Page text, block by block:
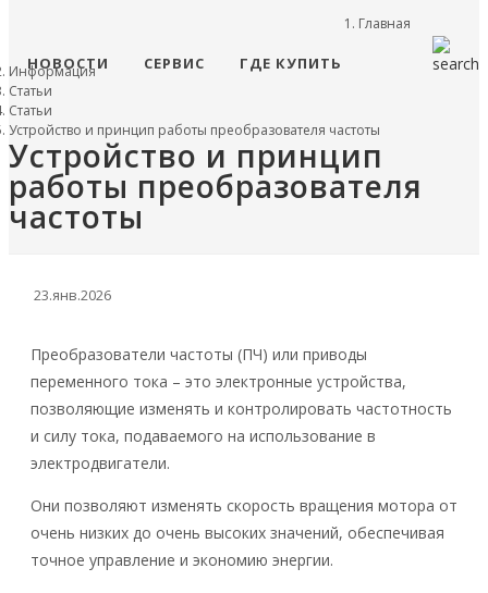
НОВОСТИ СЕРВИС ГДЕ КУПИТЬ
Главная
Информация
Статьи
Статьи
Устройство и принцип работы преобразователя частоты
Устройство и принцип
работы преобразователя
частоты
23.янв.2026
Преобразователи частоты (ПЧ) или приводы
переменного тока – это электронные устройства,
позволяющие изменять и контролировать частотность
и силу тока, подаваемого на использование в
электродвигатели.
Они позволяют изменять скорость вращения мотора от
очень низких до очень высоких значений, обеспечивая
точное управление и экономию энергии.